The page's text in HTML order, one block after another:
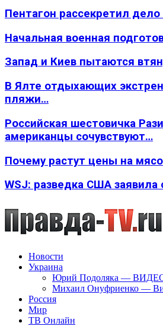
Пентагон рассекретил
Начальная военная
Запад и Киев пытаются
В Ялте отдыхающих
пляжи…
Российская шестовичка
американцы сочувствуют…
Почему растут цены на
WSJ: разведка США заявила
Новости
Украина
Юрий Подоляка —
Михаил Онуфриенко —
Россия
Мир
ТВ Онлайн